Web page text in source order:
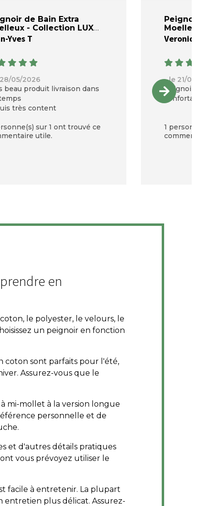
de Bain Extra
- Collection LUXE
Yves T
05/2026
beau produit livraison dans
très content
sur 1 ont trouvé ce
utile.
- le 21/
Peignoir
1
en
le polyester, le velours, le
un peignoir en fonction
coton sont parfaits pour l'été,
Assurez-vous que le
mi-mollet à la version longue
personnelle et de
et d'autres détails pratiques
vous prévoyez utiliser le
facile à entretenir. La plupart
entretien plus délicat. Assurez-